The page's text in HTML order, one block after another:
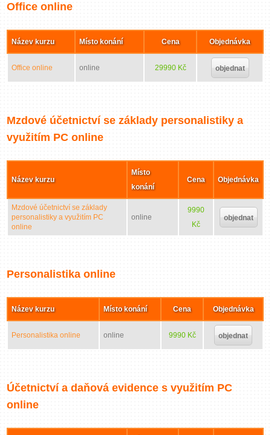
Office online
Název kurzu Místo konání Cena Objednávka
Office online online 29990 Kč objednat
Mzdové účetnictví se základy personalistiky a
využitím PC online
Název kurzu
Místo
konání
Cena Objednávka
Mzdové účetnictví se základy
personalistiky a využitím PC
online
online
9990
Kč
objednat
Personalistika online
Název kurzu Místo konání Cena Objednávka
Personalistika online online 9990 Kč objednat
Účetnictví a daňová evidence s využitím PC
online